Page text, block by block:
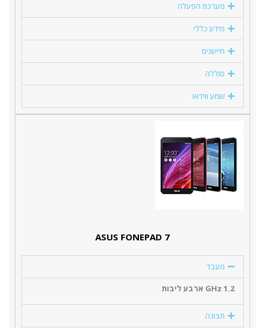
מערכת הפעלה
מידע כללי
חיישנים
סוללה
שמע ווידאו
ASUS FONEPAD 7
מעבד
1.2 GHz ארבע ליבות
תצוגה